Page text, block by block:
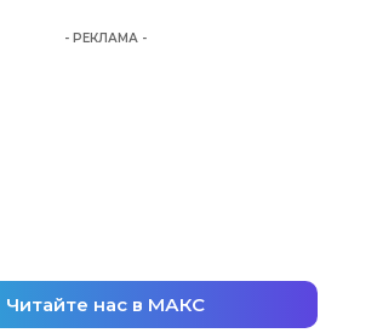
- РЕКЛАМА -
Читайте нас в МАКС